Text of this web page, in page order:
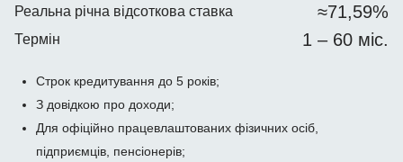
Реальна річна відсоткова ставка ≈71,59%
Термін 1 – 60 міс.
Строк кредитування до 5 років;
З довідкою про доходи;
Для офіційно працевлаштованих фізичних осіб,
підприємців, пенсіонерів;